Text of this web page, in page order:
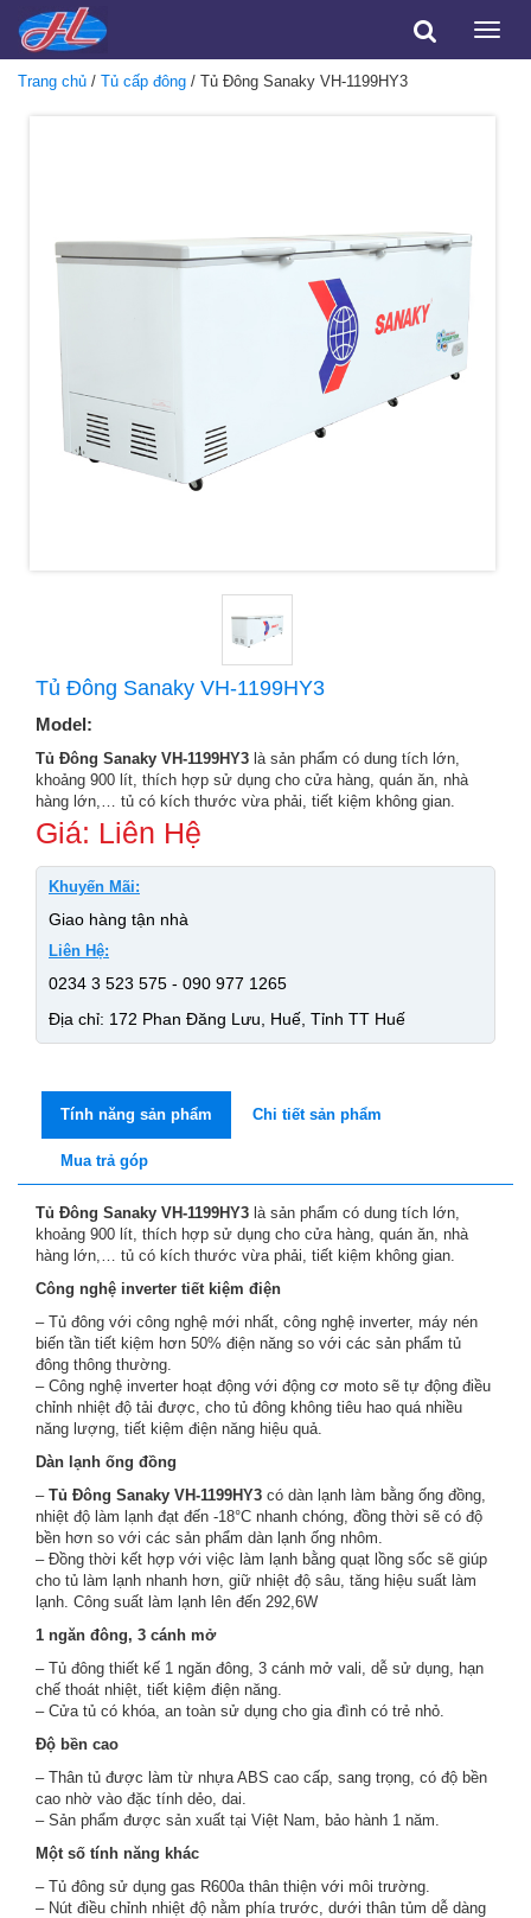
Toggle
Trang chủ / Tủ cấp đông / Tủ Đông Sanaky VH-1199HY3
Tủ Đông Sanaky VH-1199HY3
Model:
Tủ Đông Sanaky VH-1199HY3 là sản phẩm có dung tích lớn,
khoảng 900 lít, thích hợp sử dụng cho cửa hàng, quán ăn, nhà
hàng lớn,… tủ có kích thước vừa phải, tiết kiệm không gian.
Giá: Liên Hệ
Khuyến Mãi:
Giao hàng tận nhà
Liên Hệ:
0234 3 523 575 - 090 977 1265
Địa chỉ: 172 Phan Đăng Lưu, Huế, Tỉnh TT Huế
Tính năng sản phẩm Chi tiết sản phẩm
Mua trả góp
Tủ Đông Sanaky VH-1199HY3 là sản phẩm có dung tích lớn,
khoảng 900 lít, thích hợp sử dụng cho cửa hàng, quán ăn, nhà
hàng lớn,… tủ có kích thước vừa phải, tiết kiệm không gian.
Công nghệ inverter tiết kiệm điện
– Tủ đông với công nghệ mới nhất, công nghệ inverter, máy nén
biến tần tiết kiệm hơn 50% điện năng so với các sản phẩm tủ
đông thông thường.
– Công nghệ inverter hoạt động với động cơ moto sẽ tự động điều
chỉnh nhiệt độ tải được, cho tủ đông không tiêu hao quá nhiều
năng lượng, tiết kiệm điện năng hiệu quả.
Dàn lạnh ống đồng
– Tủ Đông Sanaky VH-1199HY3 có dàn lạnh làm bằng ống đồng,
nhiệt độ làm lạnh đạt đến -18°C nhanh chóng, đồng thời sẽ có độ
bền hơn so với các sản phẩm dàn lạnh ống nhôm.
– Đồng thời kết hợp với việc làm lạnh bằng quạt lồng sốc sẽ giúp
cho tủ làm lạnh nhanh hơn, giữ nhiệt độ sâu, tăng hiệu suất làm
lạnh. Công suất làm lạnh lên đến 292,6W
1 ngăn đông, 3 cánh mở
– Tủ đông thiết kế 1 ngăn đông, 3 cánh mở vali, dễ sử dụng, hạn
chế thoát nhiệt, tiết kiệm điện năng.
– Cửa tủ có khóa, an toàn sử dụng cho gia đình có trẻ nhỏ.
Độ bền cao
– Thân tủ được làm từ nhựa ABS cao cấp, sang trọng, có độ bền
cao nhờ vào đặc tính dẻo, dai.
– Sản phẩm được sản xuất tại Việt Nam, bảo hành 1 năm.
Một số tính năng khác
– Tủ đông sử dụng gas R600a thân thiện với môi trường.
– Nút điều chỉnh nhiệt độ nằm phía trước, dưới thân tủm dễ dàng